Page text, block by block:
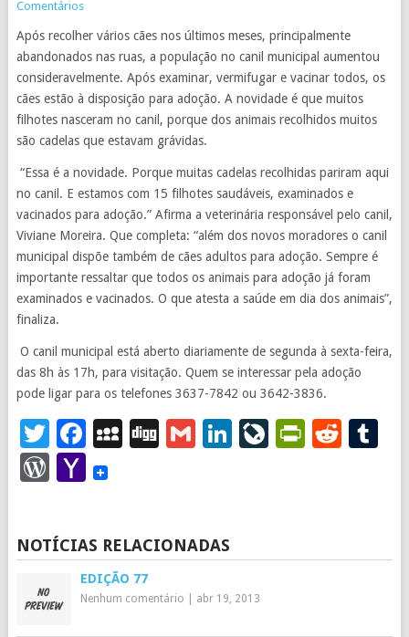
Comentários
Após recolher vários cães nos últimos meses, principalmente
abandonados nas ruas, a população no canil municipal aumentou
consideravelmente. Após examinar, vermifugar e vacinar todos, os
cães estão à disposição para adoção. A novidade é que muitos
filhotes nasceram no canil, porque dos animais recolhidos muitos
são cadelas que estavam grávidas.
“Essa é a novidade. Porque muitas cadelas recolhidas pariram aqui
no canil. E estamos com 15 filhotes saudáveis, examinados e
vacinados para adoção.” Afirma a veterinária responsável pelo canil,
Viviane Moreira. Que completa: “além dos novos moradores o canil
municipal dispõe também de cães adultos para adoção. Sempre é
importante ressaltar que todos os animais para adoção já foram
examinados e vacinados. O que atesta a saúde em dia dos animais”,
finaliza.
O canil municipal está aberto diariamente de segunda à sexta-feira,
das 8h às 17h, para visitação. Quem se interessar pela adoção
pode ligar para os telefones 3637-7842 ou 3642-3836.
Twitter
Facebook
MySpace
DiggGmailLinkedIn
WordPress
Yahoo
NOTÍCIAS RELACIONADAS
EDIÇÃO 77
Nenhum comentário abr 19, 2013